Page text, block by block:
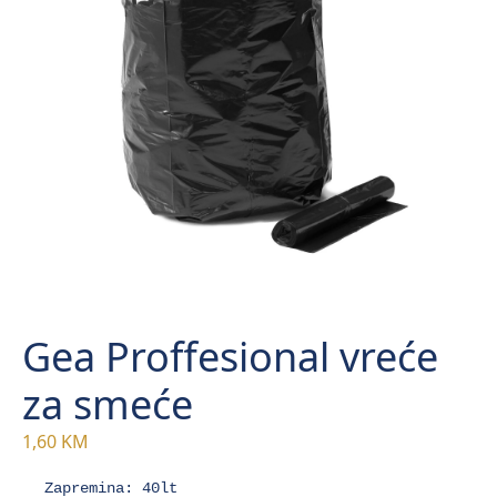
Gea Proffesional vreće
za smeće
1,60 KM
Zapremina: 40lt